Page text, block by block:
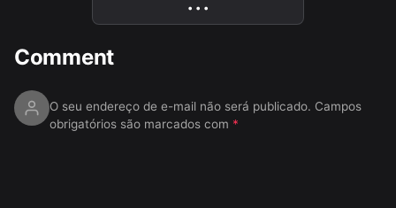
• • •More
Comment
O seu endereço de e-mail não será publicado. Campos
obrigatórios são marcados com *